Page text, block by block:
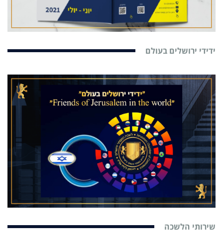
ידידי ירושלים בעולם
שירותי הלשכה